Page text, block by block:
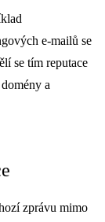
e-mailů se
se tím reputace
a
zprávu mimo